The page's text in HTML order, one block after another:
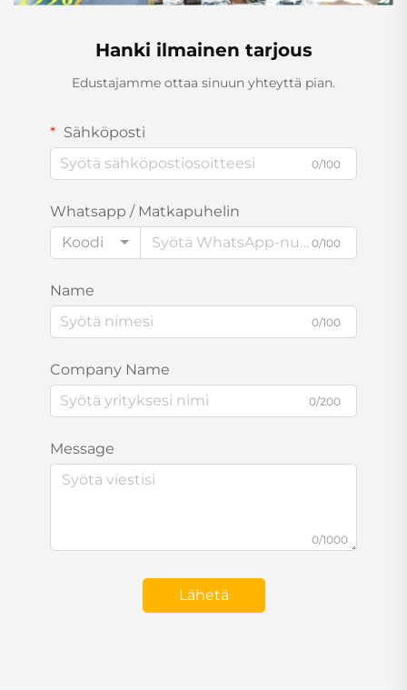
Hanki ilmainen tarjous
Edustajamme ottaa sinuun yhteyttä pian.
Sähköposti
0/100
Whatsapp / Matkapuhelin
Koodi
0/100
Name
0/100
Company Name
0/200
Message
0/1000
Lähetä